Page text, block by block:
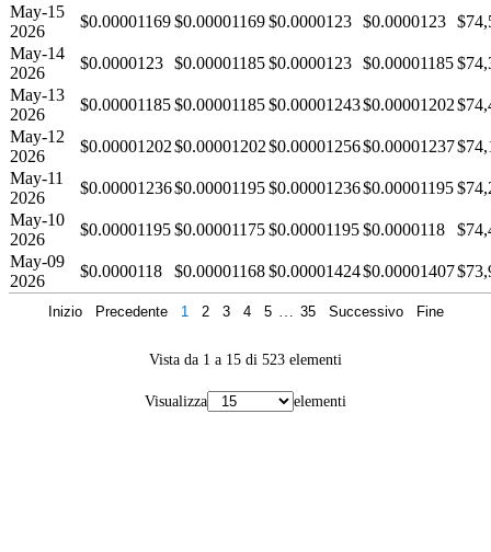
May-15
2026
$0.00001169$0.00001169$0.0000123 $0.0000123
May-14
2026
$0.0000123 $0.00001185$0.0000123 $0.00001185
May-13
2026
$0.00001185$0.00001185$0.00001243$0.00001202
May-12
2026
$0.00001202$0.00001202$0.00001256$0.00001237
May-11
2026
$0.00001236$0.00001195$0.00001236$0.00001195
May-10
2026
$0.00001195$0.00001175$0.00001195$0.0000118
May-09
2026
$0.0000118 $0.00001168$0.00001424$0.00001407
Vista da 1 a 15 di 523 elementi
Visualizza elementi
Inizio Precedente 1 2 3 4 5 35 Successivo Fine